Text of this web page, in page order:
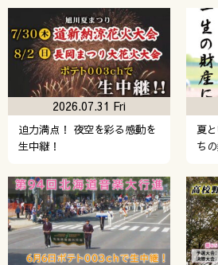
迫力満点！ 夜空を彩る感動を
生中継！
2026.07.31 Fri
夏
ち